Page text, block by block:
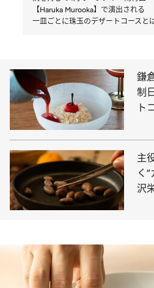
【Haruka Murooka】で演出される
一皿ごとに珠玉のデザートコースと
鎌
制
ト
主
く
沢